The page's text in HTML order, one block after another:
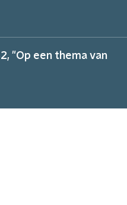
"Op een thema van